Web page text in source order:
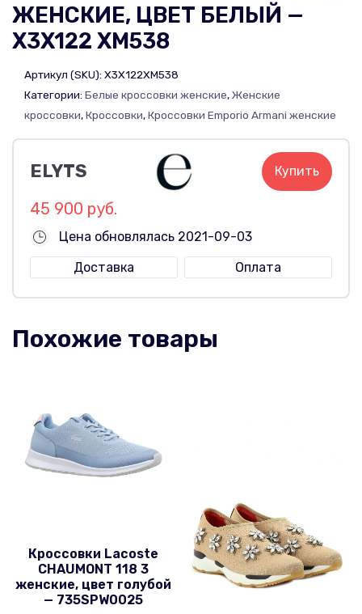
ЖЕНСКИЕ, ЦВЕТ БЕЛЫЙ —
X3X122 XM538
Артикул (SKU): X3X122XM538
Категории: Белые кроссовки женские,Женские
кроссовки,Кроссовки,Кроссовки Emporio Armani женские
ELYTS Купить
45 900 руб.
Цена обновлялась 2021-09-03
Доставка
Оплата
Похожие товары
Кроссовки Lacoste
CHAUMONT 118 3
женские, цвет голубой
— 735SPW0025